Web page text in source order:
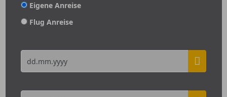
Eigene Anreise
Flug Anreise